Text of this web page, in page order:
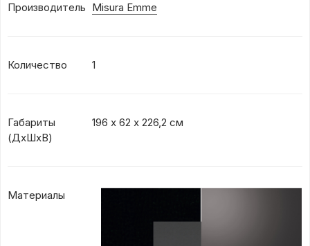
Производитель Misura Emme
Количество 1
Габариты
(ДхШхВ)
196 х 62 х 226,2 см
Материалы